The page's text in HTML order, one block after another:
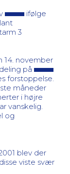
ifølge
3
14. november
på
forstoppelse.
måneder
i højre
vanskelig.
og
blev der
viste svær